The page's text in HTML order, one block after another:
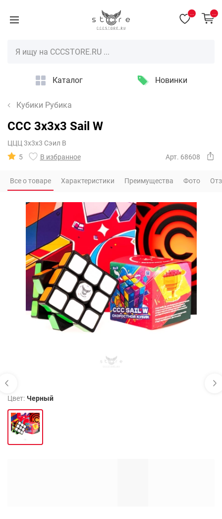
Каталог Новинки
Кубики Рубика
CCC 3x3x3 Sail W
ЦЦЦ 3х3х3 Сэил В
5
В избранное Арт. 68608
Все о товаре Характеристики Преимущества Фото
Цвет: Черный